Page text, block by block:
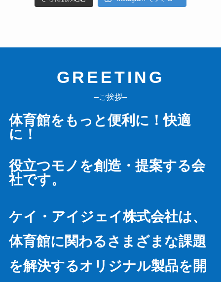
GREETING
–ご挨拶–
体育館をもっと便利に！快適
に！
役立つモノを創造・提案する会
社です。
ケイ・アイジェイ株式会社は、
体育館に関わるさまざまな課題
を解決するオリジナル製品を開